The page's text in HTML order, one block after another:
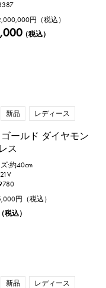
円（税込）
（税込）
新品 レディース
ールド ダイヤモン
ス
:約40cm
円（税込）
税込）
新品 レディース